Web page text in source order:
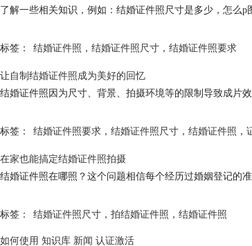
了解一些相关知识，例如：结婚证件照尺寸是多少，怎么p
标签： 结婚证件照 ， 结婚证件照尺寸 ， 结婚证件照要求
让自制结婚证件照成为美好的回忆
结婚证件照因为尺寸、背景、拍摄环境等的限制导致成片
标签： 结婚证件照要求 ， 结婚证件照尺寸 ， 结婚证件照 ，
在家也能搞定结婚证件照拍摄
结婚证件照在哪照？这个问题相信每个经历过婚姻登记的
标签： 结婚证件照尺寸 ， 拍结婚证件照 ， 结婚证件照
如何使用 知识库 新闻 认证激活